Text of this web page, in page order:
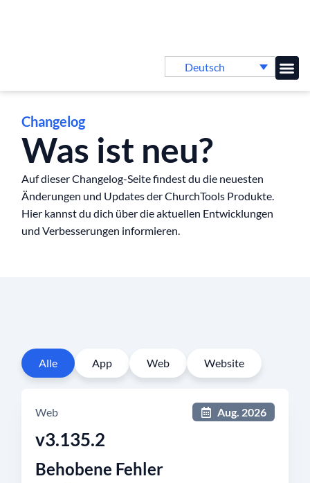
Deutsch
Changelog
Was ist neu?
Auf dieser Changelog-Seite findest du die neuesten
Änderungen und Updates der ChurchTools Produkte.
Hier kannst du dich über die aktuellen Entwicklungen
und Verbesserungen informieren.
App Web Website
Alle
Web Aug. 2026
v3.135.2
Behobene Fehler